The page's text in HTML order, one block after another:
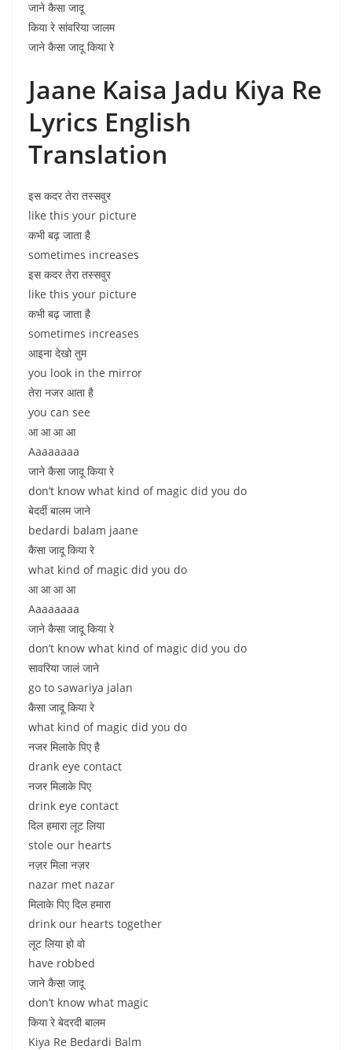
जाने कैसा जादू
किया रे सांवरिया जालम
जाने कैसा जादू किया रे
Jaane Kaisa Jadu Kiya Re
Lyrics English
Translation
इस कदर तेरा तस्सवुर
like this your picture
कभी बढ़ जाता है
sometimes increases
इस कदर तेरा तस्सवुर
like this your picture
कभी बढ़ जाता है
sometimes increases
आइना देखो तुम
you look in the mirror
तेरा नजर आता है
you can see
आ आ आ आ
Aaaaaaaa
जाने कैसा जादू किया रे
don’t know what kind of magic did you do
बेदर्दी बालम जाने
bedardi balam jaane
कैसा जादू किया रे
what kind of magic did you do
आ आ आ आ
Aaaaaaaa
जाने कैसा जादू किया रे
don’t know what kind of magic did you do
सावरिया जालं जाने
go to sawariya jalan
कैसा जादू किया रे
what kind of magic did you do
नजर मिलाके पिए है
drank eye contact
नजर मिलाके पिए
drink eye contact
दिल हमारा लूट लिया
stole our hearts
नज़र मिला नज़र
nazar met nazar
मिलाके पिए दिल हमारा
drink our hearts together
लूट लिया हो वो
have robbed
जाने कैसा जादू
don’t know what magic
किया रे बेदरदी बालम
Kiya Re Bedardi Balm